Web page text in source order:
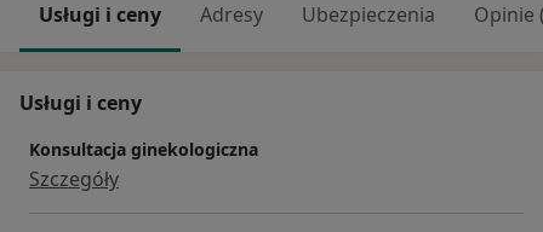
Usługi i ceny Adresy Ubezpieczenia Opinie
Usługi i ceny
Konsultacja ginekologiczna
Szczegóły